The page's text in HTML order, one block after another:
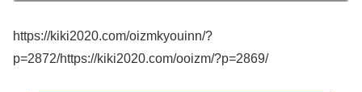
https://kiki2020.com/oizmkyouinn/?
p=2872/https://kiki2020.com/ooizm/?p=2869/